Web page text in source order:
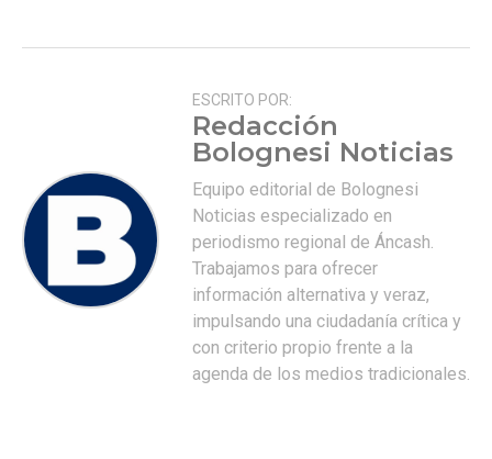
ESCRITO POR:
Redacción
Bolognesi Noticias
Equipo editorial de Bolognesi
Noticias especializado en
periodismo regional de Áncash.
Trabajamos para ofrecer
información alternativa y veraz,
impulsando una ciudadanía crítica y
con criterio propio frente a la
agenda de los medios tradicionales.